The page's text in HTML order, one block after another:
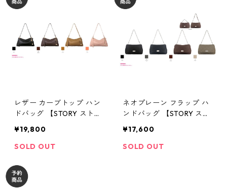
レザー カーブトップ ハン
ドバッグ 【STORY ストー
約】 3A- 1868 -3 2604c
¥19,800
SOLD OUT
ネオプレーン フラップ ハ
ンドバッグ 【STORY スト
約】 3A- 1871 -3 2604c
¥17,600
SOLD OUT